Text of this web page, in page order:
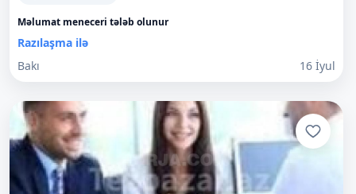
Məlumat meneceri tələb olunur
Razılaşma ilə
Bakı
16 İyul